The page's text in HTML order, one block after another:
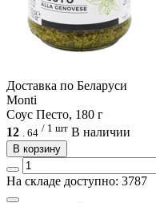
Доcтавка по Беларуси
Monti
Соус Песто, 180 г
12 . 64 / 1 шт В наличии
В корзину
На складе доступно: 3787